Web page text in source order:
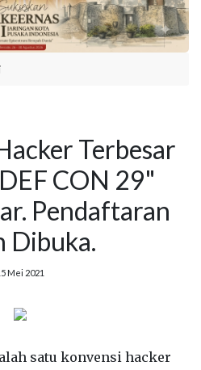
Terbesar
CON 29"
Pendaftaran
Dibuka.
Mei 2021
satu konvensi hacker